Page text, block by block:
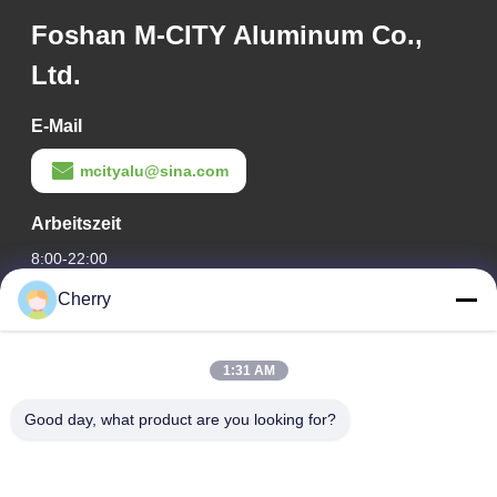
Foshan M-CITY Aluminum Co.,
Ltd.
E-Mail
mcityalu@sina.com
Arbeitszeit
8:00-22:00
Unsere Adresse
Hegui Industriepark, Lishui, Nanhai Foshan Guangdong PR
Cherry
1:31 AM
Good day, what product are you looking for?